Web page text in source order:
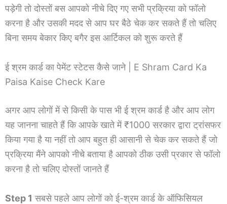
पड़ेगी तो दोस्तों बस आपको नीचे दिए गए सभी प्रक्रिया को फॉलो
करना है और उसकी मदद से आप घर बैठे चेक कर सकते हैं तो चलिए
बिना समय बेकार किए बगैर इस आर्टिकल को शुरू करते हैं
ई श्रम कार्ड का पेमेंट स्टेटस कैसे जाने | E Shram Card Ka
Paisa Kaise Check Kare
अगर आप लोगों में से किसी के पास भी ई श्रम कार्ड है और आप लोग
यह जानना चाहते हैं कि आपके खाते में ₹1000 सरकार द्वारा ट्रांसफर
किया गया है या नहीं तो आप बहुत ही आसानी से चेक कर सकते हैं जो
प्रक्रिया मैंने आपको नीचे बताया है आपको ठीक उसी प्रकार से फॉलो
करना है तो चलिए दोस्तों जानते हैं
Step 1 सबसे पहले आप लोगों को ई-श्रम कार्ड के ऑफिसियल